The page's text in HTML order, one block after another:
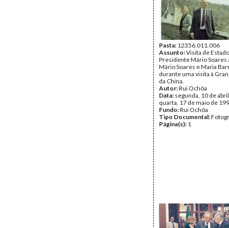
Pasta: 12356.011.006
Assunto:Visita de
Presidente Mário Soares
Mário Soares e Maria
durante uma visita à
da China.
Autor:Rui Ochôa
Data: segunda, 10 de
quarta, 17 de maio de
Fundo:Rui Ochôa
Tipo Documental:
Página(s): 1